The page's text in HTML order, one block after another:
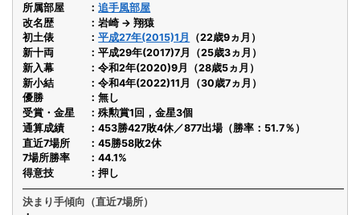
所属部屋
追手風部屋
改名歴
岩崎 → 翔猿
初土俵
平成27年(2015)1月
（22歳9ヵ月）
新十両
平成29年(2017)7月（25歳3ヵ月）
新入幕
令和2年(2020)9月（28歳5ヵ月）
新小結
令和4年(2022)11月（30歳7ヵ月）
優勝
無し
受賞・金星
殊勲賞1回，金星3個
通算成績
453勝427敗4休／877出場（勝率：51.7％）
直近7場所
45勝58敗2休
7場所勝率
44.1%
得意技
押し
決まり手傾向（直近7場所）